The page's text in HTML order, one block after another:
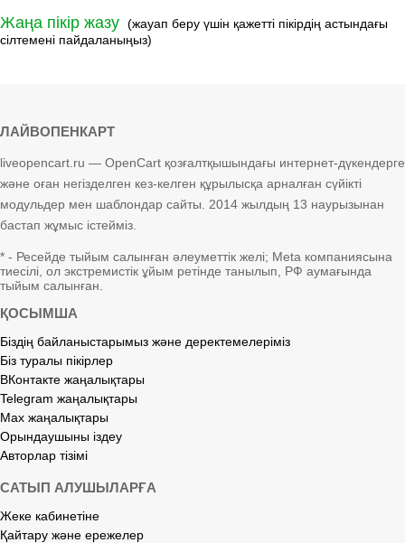
Жаңа пікір жазу (жауап беру үшін қажетті пікірдің астындағы
сілтемені пайдаланыңыз)
ЛАЙВОПЕНКАРТ
liveopencart.ru — OpenCart қозғалтқышындағы интернет-дүкендерге
және оған негізделген кез-келген құрылысқа арналған сүйікті
модульдер мен шаблондар сайты. 2014 жылдың 13 наурызынан
бастап жұмыс істейміз.
* - Ресейде тыйым салынған әлеуметтік желі; Meta компаниясына
тиесілі, ол экстремистік ұйым ретінде танылып, РФ аумағында
тыйым салынған.
ҚОСЫМША
Біздің байланыстарымыз және деректемелеріміз
Біз туралы пікірлер
ВКонтакте жаңалықтары
Telegram жаңалықтары
Max жаңалықтары
Орындаушыны іздеу
Авторлар тізімі
САТЫП АЛУШЫЛАРҒА
Жеке кабинетіне
Қайтару және ережелер